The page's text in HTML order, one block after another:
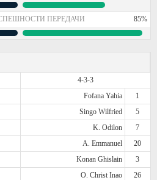
ПЕРЕДАЧИ 85%
4-3-3
Fofana Yahia
1
Singo Wilfried
5
K. Odilon
7
A. Emmanuel
20
Konan Ghislain
3
O. Christ Inao
26